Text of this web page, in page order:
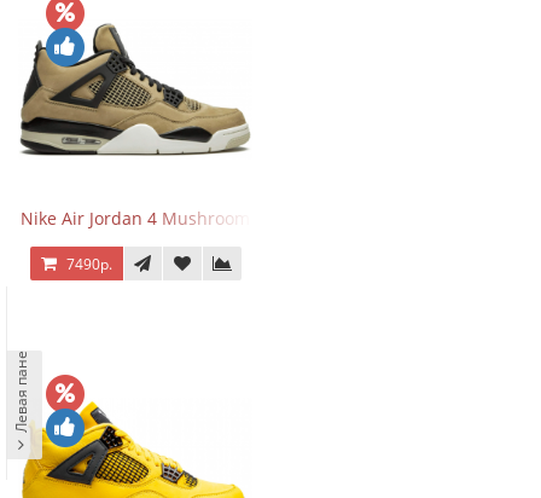
Nike Air Jordan 4 Mushroom
7490р.
Левая панель